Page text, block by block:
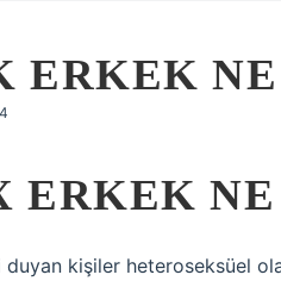
ERKEK
ERKEK
duyan kişiler heteroseksüel